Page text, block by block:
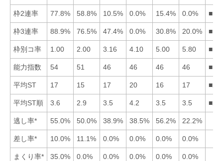
枠2連率 77.8% 58.8% 10.5% 0.0% 15.4% 0.0%
枠3連率 88.9% 76.5% 47.4% 0.0% 30.8% 20.0%
枠別コ率 1.00 2.00 3.16 4.10 5.00 5.80
能力指数 54 51 46 46 46 46
平均ST 17 15 17 20 16 17
平均ST順 3.6 2.9 3.5 4.2 3.5 3.5
逃し率* 55.0% 50.0% 38.9% 38.5% 56.2% 22.2%
差し率* 10.0% 11.1% 0.0% 0.0% 0.0% 0.0%
まくり率* 35.0% 0.0% 0.0% 0.0% 0.0% 0.0%